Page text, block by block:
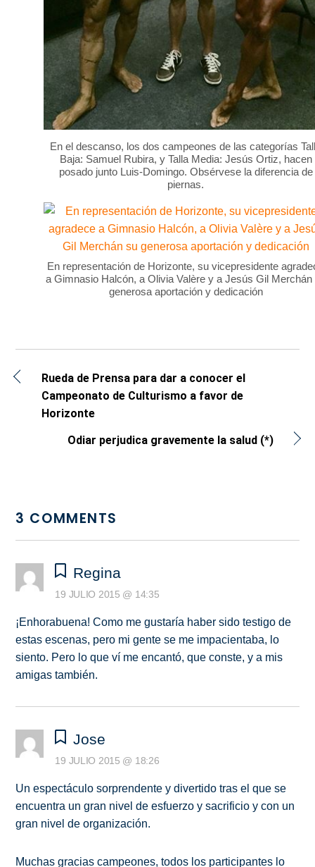
En el descanso, los dos campeones de las categorías
Baja: Samuel Rubira, y Talla Media: Jesús Ortiz, hacen
posado junto Luis-Domingo. Obsérvese la diferencia de
piernas.
En representación de Horizonte, su vicepresidente
a Gimnasio Halcón, a Olivia Valère y a Jesús Gil Merchán
generosa aportación y dedicación
Rueda de Prensa para dar a conocer el
Campeonato de Culturismo a favor de
Horizonte
Odiar perjudica gravemente la salud (*)
3 COMMENTS
Regina
19 JULIO 2015 @ 14:35
¡Enhorabuena! Como me gustaría haber sido testigo de
estas escenas, pero mi gente se me impacientaba, lo
siento. Pero lo que ví me encantó, que conste, y a mis
amigas también.
Jose
19 JULIO 2015 @ 18:26
Un espectáculo sorprendente y divertido tras el que se
encuentra un gran nivel de esfuerzo y sacrificio y con un
gran nivel de organización.
Muchas gracias campeones, todos los participantes lo